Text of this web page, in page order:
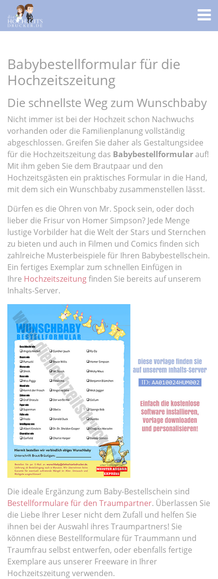
Babybestellformular für die
Hochzeitszeitung
Die schnellste Weg zum Wunschbaby
Nicht immer ist bei der Hochzeit schon Nachwuchs
vorhanden oder die Familienplanung vollständig
abgeschlossen. Greifen Sie daher als Gestaltungsidee
für die Hochzeitszeitung das Babybestellformularauf!
Mit ihm geben Sie dem Brautpaar und den
Hochzeitsgästen ein praktisches Formular in die Hand,
mit dem sich ein Wunschbaby zusammenstellen lässt.
Dürfen es die Ohren von Mr. Spock sein, oder doch
lieber die Frisur von Homer Simpson? Jede Menge
lustige Vorbilder hat die Welt der Stars und Sternchen
zu bieten und auch in Filmen und Comics finden sich
zahlreiche Musterbeispiele für Ihren Babybestellschein.
Ein fertiges Exemplar zum schnellen Einfügen in
Ihre Hochzeitszeitungfinden Sie bereits auf unserem
Inhalts-Server.
Die ideale Ergänzung zum Baby-Bestellschein sind
Bestellformulare für den Traumpartner. Überlassen Sie
die Liebe Ihrer Leser nicht dem Zufall und helfen Sie
ihnen bei der Auswahl ihres Traumpartners! Sie
können diese Bestellformulare für Traummann und
Traumfrau selbst entwerfen, oder ebenfalls fertige
Exemplare aus unserer Freeware in Ihrer
Hochzeitszeitung verwenden.